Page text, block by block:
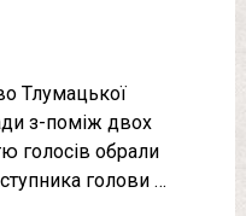
Тлумацької
з-поміж двох
голосів обрали
голови …